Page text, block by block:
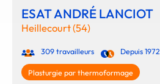
ESAT ANDRÉ LANCIOT
Heillecourt (54)
309 travailleurs Depuis 1972
Plasturgie par thermoformage